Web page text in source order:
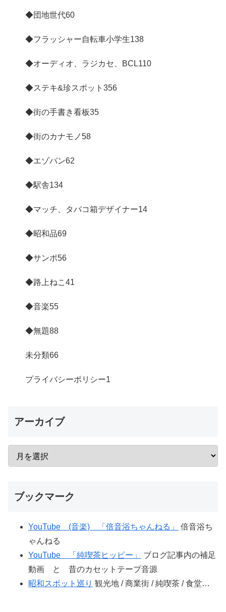
◆団地世代60
◆フラッシャー自転車小学生138
◆オーディオ、ラジカセ、BCL110
◆ステキ&珍スポット 356
◆街の手書き看板35
◆街のカナモノ58
◆エゾパン62
◆駅舎134
◆マッチ、タバコ箱デザイナー14
◆昭和品69
◆サンポ56
◆路上ねこ 41
◆音楽55
◆無題88
未分類66
プライバシーポリシー1
アーカイブ
ブックマーク
YouTube (音楽) 「倍音浴ちゃんねる」
倍音浴ち
ゃんねる
YouTube 「純喫茶ヒッピー」
ブログ記事内の補足
動画 と 昔のカセットテープ音源
昭和スポット巡り 観光地 / 商業街 / 純喫茶 / 食堂…